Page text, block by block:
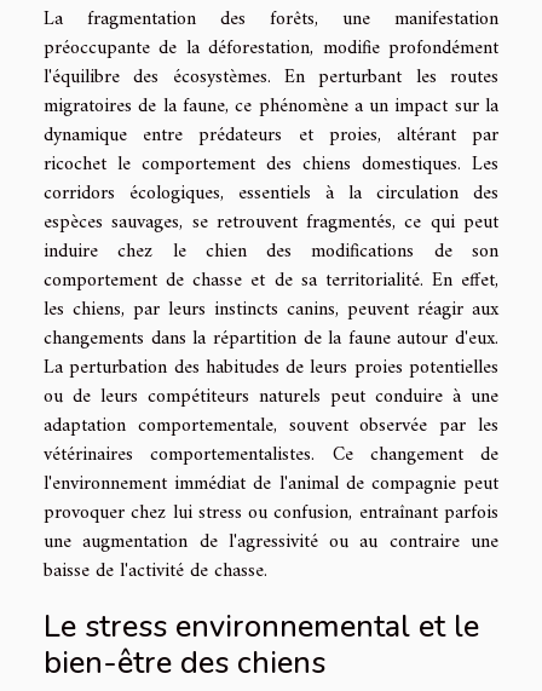
La fragmentation des forêts, une manifestation
préoccupante de la déforestation, modifie profondément
l'équilibre des écosystèmes. En perturbant les routes
migratoires de la faune, ce phénomène a un impact sur la
dynamique entre prédateurs et proies, altérant par
ricochet le comportement des chiens domestiques. Les
corridors écologiques, essentiels à la circulation des
espèces sauvages, se retrouvent fragmentés, ce qui peut
induire chez le chien des modifications de son
comportement de chasse et de sa territorialité. En effet,
les chiens, par leurs instincts canins, peuvent réagir aux
changements dans la répartition de la faune autour d'eux.
La perturbation des habitudes de leurs proies potentielles
ou de leurs compétiteurs naturels peut conduire à une
adaptation comportementale, souvent observée par les
vétérinaires comportementalistes. Ce changement de
l'environnement immédiat de l'animal de compagnie peut
provoquer chez lui stress ou confusion, entraînant parfois
une augmentation de l'agressivité ou au contraire une
baisse de l'activité de chasse.
Le stress environnemental et le
bien-être des chiens